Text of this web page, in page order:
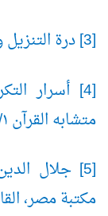
[3] درة التنزيل وغرة التأويل، الخطيب الإسكافي، ١/
[4] أسرار
متشابه القرآن ١/
[5] جلال
مكتبة مصر،